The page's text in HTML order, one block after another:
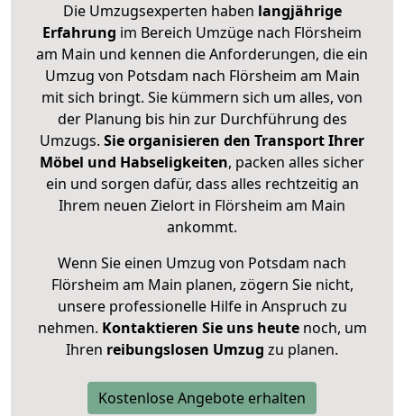
Die Umzugsexperten haben langjährige
Erfahrung im Bereich Umzüge nach Flörsheim
am Main und kennen die Anforderungen, die ein
Umzug von Potsdam nach Flörsheim am Main
mit sich bringt. Sie kümmern sich um alles, von
der Planung bis hin zur Durchführung des
Umzugs. Sie organisieren den Transport Ihrer
Möbel und Habseligkeiten, packen alles sicher
ein und sorgen dafür, dass alles rechtzeitig an
Ihrem neuen Zielort in Flörsheim am Main
ankommt.
Wenn Sie einen Umzug von Potsdam nach
Flörsheim am Main planen, zögern Sie nicht,
unsere professionelle Hilfe in Anspruch zu
nehmen. Kontaktieren Sie uns heutenoch, um
Ihren reibungslosen Umzug zu planen.
Kostenlose Angebote erhalten